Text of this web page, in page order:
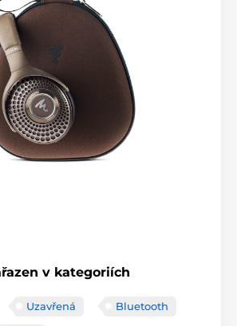
v kategoriích
Uzavřená Bluetooth